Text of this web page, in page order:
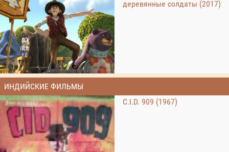
деревянные солдаты (2017)
ИНДИЙСКИЕ ФИЛЬМЫ
C.I.D. 909 (1967)